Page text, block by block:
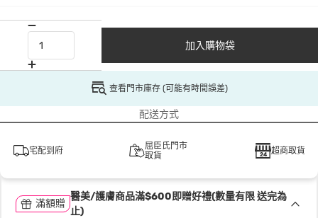
加入購物袋
查看門市庫存 (可能有時間誤差)
配送方式
宅配到府
屈臣氏門市
取貨
超商取貨
滿額贈
醫美/護膚商品滿$600即贈好禮(數量有限 送完為
止)